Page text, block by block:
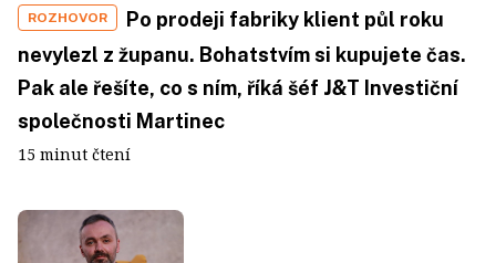
ROZHOVOR
Po prodeji fabriky klient půl roku
nevylezl z županu. Bohatstvím si kupujete čas.
Pak ale řešíte, co s ním, říká šéf J&T Investiční
společnosti Martinec
15 minut čtení